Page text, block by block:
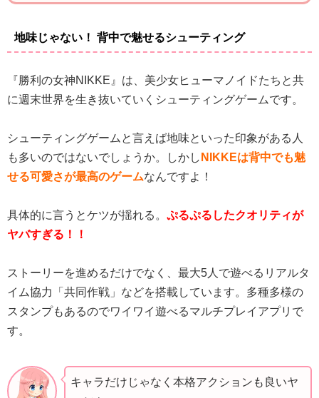
地味じゃない！ 背中で魅せるシューティング
『勝利の女神NIKKE』は、美少女ヒューマノイドたちと共
に週末世界を生き抜いていくシューティングゲームです。
シューティングゲームと言えば地味といった印象がある人
も多いのではないでしょうか。しかし NIKKEは背中でも魅
せる可愛さが最高のゲームなんですよ！
具体的に言うとケツが揺れる。 ぷるぷるしたクオリティが
ヤバすぎる！！
ストーリーを進めるだけでなく、最大5人で遊べるリアルタ
イム協力「共同作戦」などを搭載しています。多種多様の
スタンプもあるのでワイワイ遊べるマルチプレイアプリで
す。
キャラだけじゃなく本格アクションも良いヤ